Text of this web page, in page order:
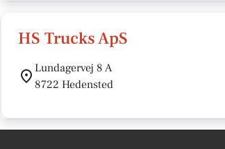
HS Trucks ApS
Lundagervej 8 A
8722 Hedensted